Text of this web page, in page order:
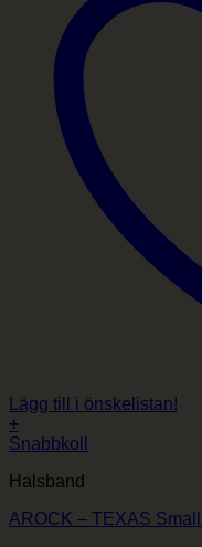
Lägg till i önskelistan!
+
Snabbkoll
Halsband
AROCK – TEXAS